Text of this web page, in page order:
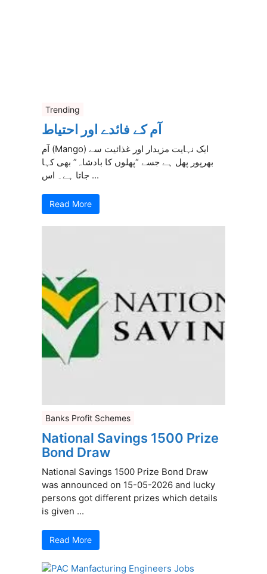
Trending
آم کے فائدے اور احتیاط
آم (Mango) ایک نہایت مزیدار اور غذائیت سے
بھرپور پھل ہے جسے “پھلوں کا بادشاہ” بھی کہا
جاتا ہے۔ اس ...
Read More
Banks Profit Schemes
National Savings 1500 Prize
Bond Draw
National Savings 1500 Prize Bond Draw
was announced on 15-05-2026 and lucky
persons got different prizes which details
is given ...
Read More